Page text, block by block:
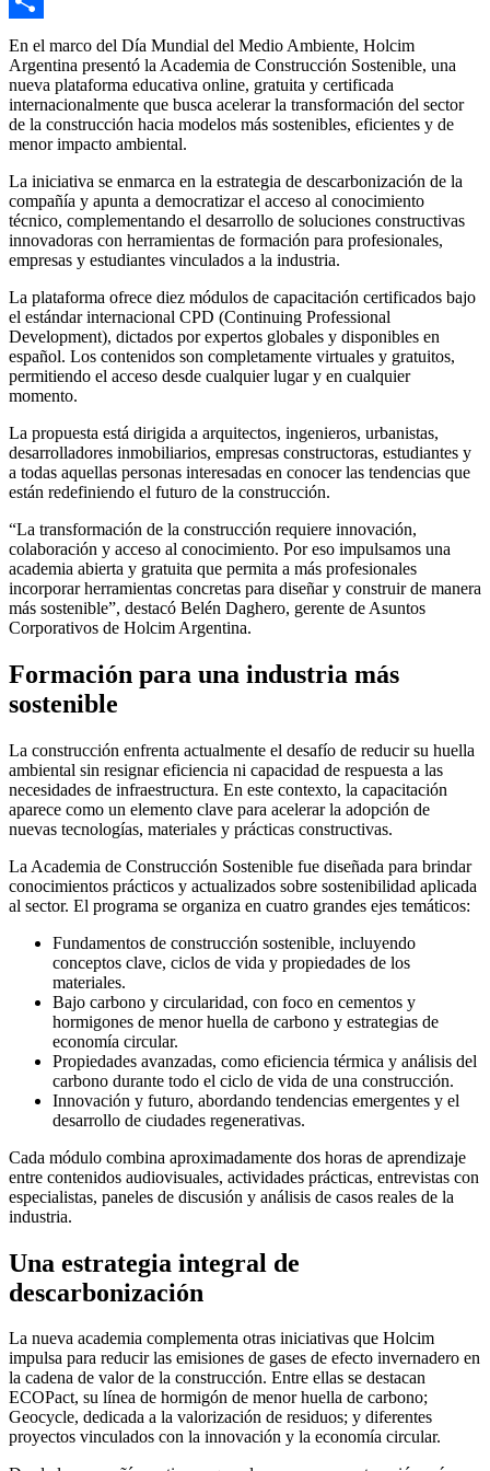
Compartir
En el marco del Día Mundial del Medio Ambiente, Holcim
Argentina presentó la Academia de Construcción Sostenible, una
nueva plataforma educativa online, gratuita y certificada
internacionalmente que busca acelerar la transformación del sector
de la construcción hacia modelos más sostenibles, eficientes y de
menor impacto ambiental.
La iniciativa se enmarca en la estrategia de descarbonización de la
compañía y apunta a democratizar el acceso al conocimiento
técnico, complementando el desarrollo de soluciones constructivas
innovadoras con herramientas de formación para profesionales,
empresas y estudiantes vinculados a la industria.
La plataforma ofrece diez módulos de capacitación certificados bajo
el estándar internacional CPD (Continuing Professional
Development), dictados por expertos globales y disponibles en
español. Los contenidos son completamente virtuales y gratuitos,
permitiendo el acceso desde cualquier lugar y en cualquier
momento.
La propuesta está dirigida a arquitectos, ingenieros, urbanistas,
desarrolladores inmobiliarios, empresas constructoras, estudiantes y
a todas aquellas personas interesadas en conocer las tendencias que
están redefiniendo el futuro de la construcción.
“La transformación de la construcción requiere innovación,
colaboración y acceso al conocimiento. Por eso impulsamos una
academia abierta y gratuita que permita a más profesionales
incorporar herramientas concretas para diseñar y construir de manera
más sostenible”, destacó Belén Daghero, gerente de Asuntos
Corporativos de Holcim Argentina.
Formación para una industria más
sostenible
La construcción enfrenta actualmente el desafío de reducir su huella
ambiental sin resignar eficiencia ni capacidad de respuesta a las
necesidades de infraestructura. En este contexto, la capacitación
aparece como un elemento clave para acelerar la adopción de
nuevas tecnologías, materiales y prácticas constructivas.
La Academia de Construcción Sostenible fue diseñada para brindar
conocimientos prácticos y actualizados sobre sostenibilidad aplicada
al sector. El programa se organiza en cuatro grandes ejes temáticos:
Fundamentos de construcción sostenible, incluyendo
conceptos clave, ciclos de vida y propiedades de los
materiales.
Bajo carbono y circularidad, con foco en cementos y
hormigones de menor huella de carbono y estrategias de
economía circular.
Propiedades avanzadas, como eficiencia térmica y análisis del
carbono durante todo el ciclo de vida de una construcción.
Innovación y futuro, abordando tendencias emergentes y el
desarrollo de ciudades regenerativas.
Cada módulo combina aproximadamente dos horas de aprendizaje
entre contenidos audiovisuales, actividades prácticas, entrevistas con
especialistas, paneles de discusión y análisis de casos reales de la
industria.
Una estrategia integral de
descarbonización
La nueva academia complementa otras iniciativas que Holcim
impulsa para reducir las emisiones de gases de efecto invernadero en
la cadena de valor de la construcción. Entre ellas se destacan
ECOPact, su línea de hormigón de menor huella de carbono;
Geocycle, dedicada a la valorización de residuos; y diferentes
proyectos vinculados con la innovación y la economía circular.